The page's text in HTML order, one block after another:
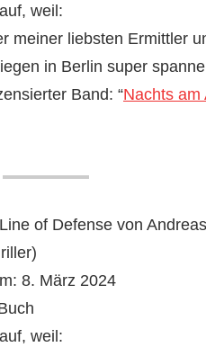
weil:
meiner liebsten Ermittler
in Berlin super
Band: “Nachts am
of Defense von
8. März 2024
weil: